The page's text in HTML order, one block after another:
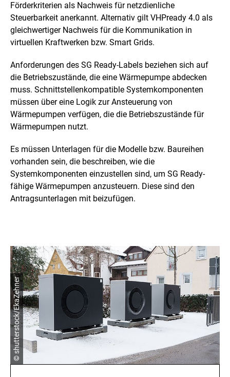
Förderkriterien als Nachweis für netzdienliche
Steuerbarkeit anerkannt. Alternativ gilt VHPready 4.0 als
gleichwertiger Nachweis für die Kommunikation in
virtuellen Kraftwerken bzw. Smart Grids.
Anforderungen des SG Ready-Labels beziehen sich auf
die Betriebszustände, die eine Wärmepumpe abdecken
muss. Schnittstellenkompatible Systemkomponenten
müssen über eine Logik zur Ansteuerung von
Wärmepumpen verfügen, die die Betriebszustände für
Wärmepumpen nutzt.
Es müssen Unterlagen für die Modelle bzw. Baureihen
vorhanden sein, die beschreiben, wie die
Systemkomponenten einzustellen sind, um SG Ready-
fähige Wärmepumpen anzusteuern. Diese sind den
Antragsunterlagen mit beizufügen.
© shutterstock/EkaZehner